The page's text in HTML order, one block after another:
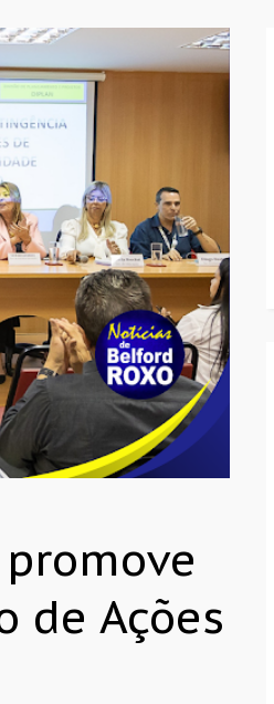
de Ações